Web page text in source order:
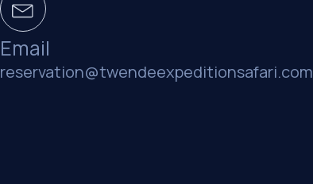
Email
reservation@twendeexpeditionsafari.com